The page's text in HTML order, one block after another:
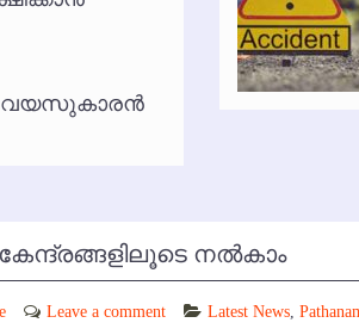
വിമാനത്താവളത്തില്‍ അനധികൃത
വയസുകാരന്‍
നല്‍കാം
Leave a comment Latest News,